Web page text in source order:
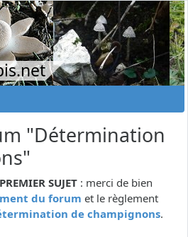
"Détermination
SUJET : merci de bien
du forum et le règlement
de champignons.